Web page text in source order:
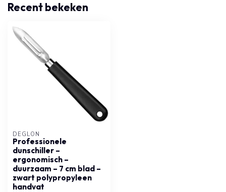
Recent bekeken
DÉGLON
Professionele
dunschiller –
ergonomisch –
duurzaam – 7 cm blad –
zwart polypropyleen
handvat